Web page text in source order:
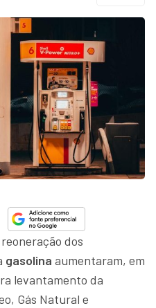
dos
gasolina aumentaram, em
levantamento da
Gás Natural e